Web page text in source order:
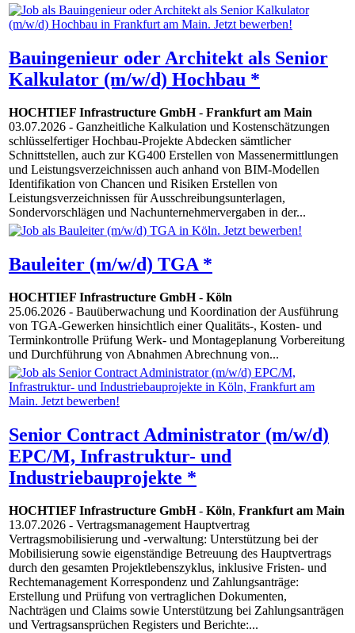
Bauingenieur oder Architekt als Senior
Kalkulator (m/w/d) Hochbau *
HOCHTIEF Infrastructure GmbH- Frankfurt am Main
03.07.2026 - Ganzheitliche Kalkulation und Kostenschätzungen
schlüsselfertiger Hochbau-Projekte Abdecken sämtlicher
Schnittstellen, auch zur KG400 Erstellen von Massenermittlungen
und Leistungsverzeichnissen auch anhand von BIM-Modellen
Identifikation von Chancen und Risiken Erstellen von
Leistungsverzeichnissen für Ausschreibungsunterlagen,
Sondervorschlägen und Nachunternehmervergaben in der...
Bauleiter (m/w/d) TGA *
HOCHTIEF Infrastructure GmbH- Köln
25.06.2026 - Bauüberwachung und Koordination der Ausführung
von TGA-Gewerken hinsichtlich einer Qualitäts-, Kosten- und
Terminkontrolle Prüfung Werk- und Montageplanung Vorbereitung
und Durchführung von Abnahmen Abrechnung von...
Senior Contract Administrator (m/w/d)
EPC/M, Infrastruktur- und
Industriebauprojekte *
HOCHTIEF Infrastructure GmbH- Köln, Frankfurt am Main
13.07.2026 - Vertragsmanagement Hauptvertrag
Vertragsmobilisierung und -verwaltung: Unterstützung bei der
Mobilisierung sowie eigenständige Betreuung des Hauptvertrags
durch den gesamten Projektlebenszyklus, inklusive Fristen- und
Rechtemanagement Korrespondenz und Zahlungsanträge:
Erstellung und Prüfung von vertraglichen Dokumenten,
Nachträgen und Claims sowie Unterstützung bei Zahlungsanträgen
und Vertragsansprüchen Registers und Berichte:...